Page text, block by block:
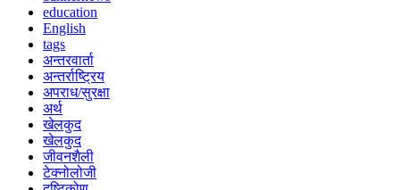
education
English
tags
अन्तरवार्ता
अन्तर्राष्ट्रिय
अपराध/सुरक्षा
अर्थ
खेलकुद
खेलकुद
जीवनशैली
टेक्नोलोजी